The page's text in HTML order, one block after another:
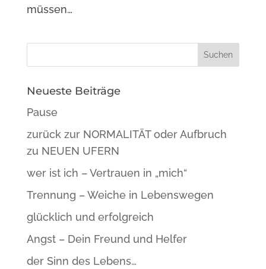
müssen…
Neueste Beiträge
Pause
zurück zur NORMALITÄT oder Aufbruch
zu NEUEN UFERN
wer ist ich – Vertrauen in „mich“
Trennung – Weiche in Lebenswegen
glücklich und erfolgreich
Angst – Dein Freund und Helfer
der Sinn des Lebens…